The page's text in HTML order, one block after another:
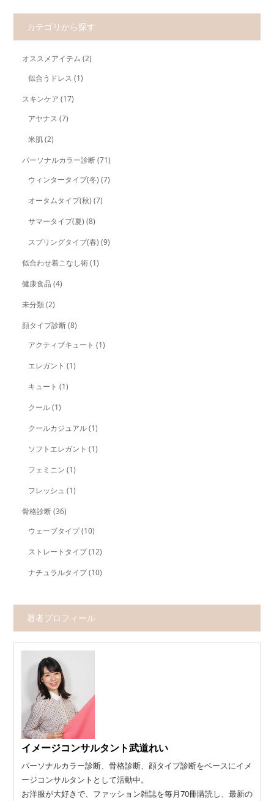
カテゴリから探す
オススメアイテム (2)
似合うドレス (1)
スキンケア (17)
アヤナス (7)
米肌(2)
パーソナルカラー診断(71)
ウィンタータイプ(冬) (7)
オータムタイプ(秋) (7)
サマータイプ(夏) (8)
スプリングタイプ(春) (9)
似合わせ着こなし術(1)
健康食品 (4)
未分類(2)
顔タイプ診断(8)
アクティブキュート (1)
エレガント (1)
キュート (1)
クール(1)
クールカジュアル(1)
ソフトエレガント (1)
フェミニン (1)
フレッシュ (1)
骨格診断(36)
ウェーブタイプ(10)
ストレートタイプ(12)
ナチュラルタイプ(10)
著者プロフィール
イメージコンサルタント武道れい
パーソナルカラー診断、骨格診断、顔タイプ診断をベースにイメ
ージコンサルタントとして活動中。
お洋服が大好きで、ファッション雑誌を毎月70冊購読し、最新の